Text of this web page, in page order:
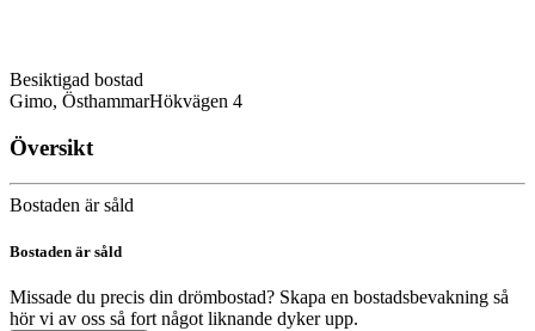
Besiktigad bostad
Gimo, ÖsthammarHökvägen 4
Översikt
Bostaden är såld
Bostaden är såld
Missade du precis din drömbostad? Skapa en bostadsbevakning så
hör vi av oss så fort något liknande dyker upp.